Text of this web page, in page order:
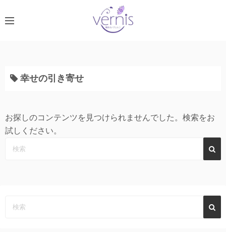
ン
プ
幸せの引き寄せ
お探しのコンテンツを見つけられませんでした。検索をお
試しください。